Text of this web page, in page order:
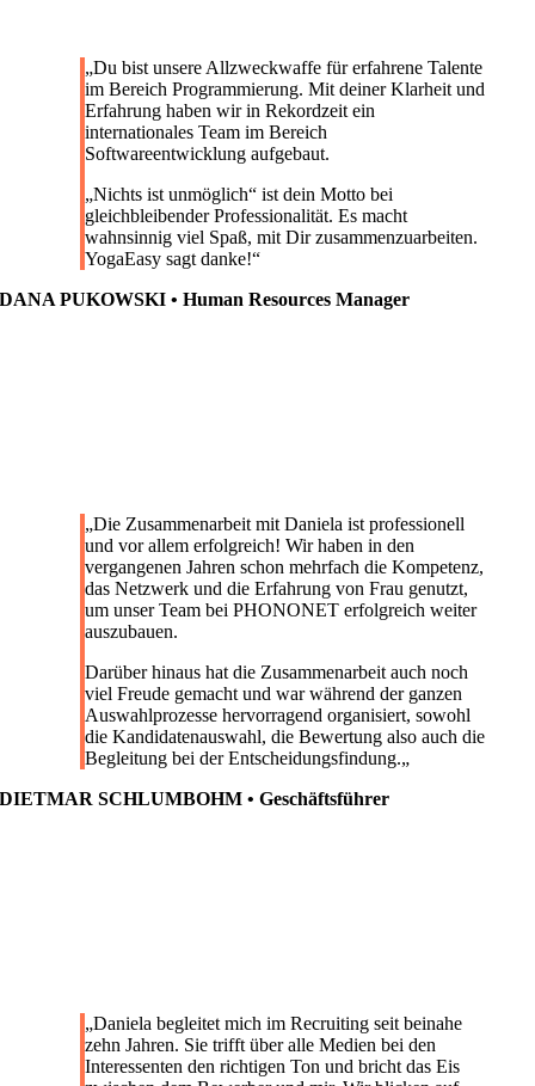
„Du bist unsere Allzweckwaffe für erfahrene Talente
im Bereich Programmierung. Mit deiner Klarheit und
Erfahrung haben wir in Rekordzeit ein
internationales Team im Bereich
Softwareentwicklung aufgebaut.
„Nichts ist unmöglich“ ist dein Motto bei
gleichbleibender Professionalität. Es macht
wahnsinnig viel Spaß, mit Dir zusammenzuarbeiten.
YogaEasy sagt danke!“
DANA PUKOWSKI • Human Resources Manager
„Die Zusammenarbeit mit Daniela ist professionell
und vor allem erfolgreich! Wir haben in den
vergangenen Jahren schon mehrfach die Kompetenz,
das Netzwerk und die Erfahrung von Frau genutzt,
um unser Team bei PHONONET erfolgreich weiter
auszubauen.
Darüber hinaus hat die Zusammenarbeit auch noch
viel Freude gemacht und war während der ganzen
Auswahlprozesse hervorragend organisiert, sowohl
die Kandidatenauswahl, die Bewertung also auch die
Begleitung bei der Entscheidungsfindung.„
DIETMAR SCHLUMBOHM • Geschäftsführer
„Daniela begleitet mich im Recruiting seit beinahe
zehn Jahren. Sie trifft über alle Medien bei den
Interessenten den richtigen Ton und bricht das Eis